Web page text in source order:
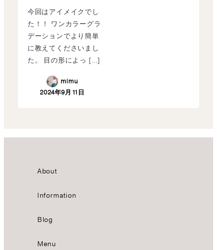
今回はアイメイクでし
た！！ ワンカラーグラ
デーションでより簡単
に教えてくださいまし
た。 目の形によっ […]
mimu
2024年9月11日
About
Information
Blog
Menu